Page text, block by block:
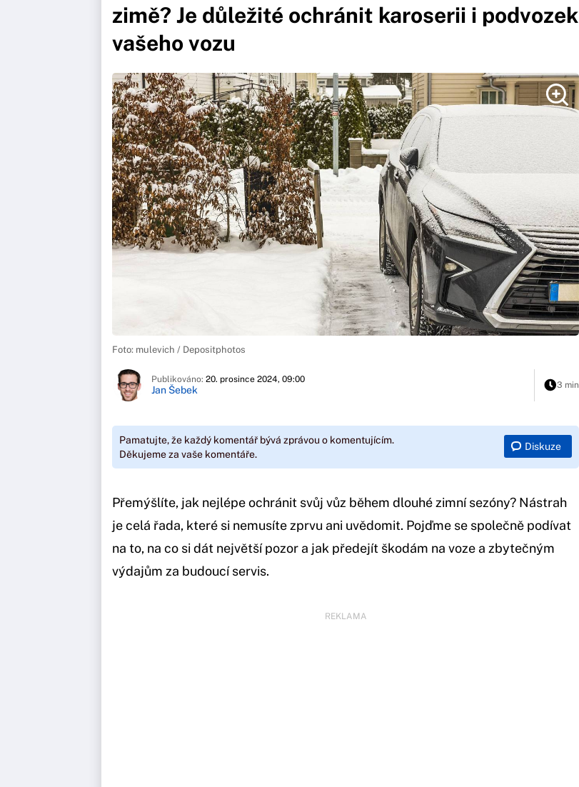
zimě? Je důležité ochránit karoserii i podvozek
vašeho vozu
Foto: mulevich / Depositphotos
Publikováno: 20. prosince 2024, 09:00
Jan Šebek 3 min
Pamatujte, že každý komentář bývá zprávou o komentujícím.
Děkujeme za vaše komentáře.
Diskuze
Přemýšlíte, jak nejlépe ochránit svůj vůz během dlouhé zimní sezóny? Nástrah
je celá řada, které si nemusíte zprvu ani uvědomit. Pojďme se společně podívat
na to, na co si dát největší pozor a jak předejít škodám na voze a zbytečným
výdajům za budoucí servis.
REKLAMA